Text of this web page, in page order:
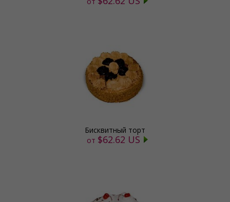
Бисквитный торт
от $62.62 US